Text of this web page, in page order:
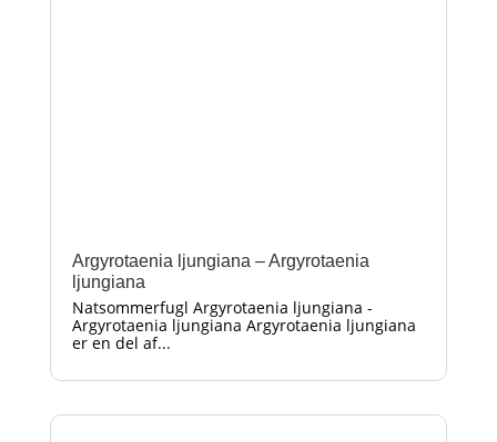
Argyrotaenia ljungiana – Argyrotaenia
ljungiana
Natsommerfugl Argyrotaenia ljungiana -
Argyrotaenia ljungiana Argyrotaenia ljungiana
er en del af...